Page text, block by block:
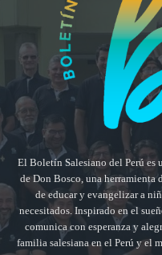
El Boletín Salesiano del Perú es
de Don Bosco, una
de educar y evangelizar a
necesitados. Inspirado en el
comunica con esperanza y
familia salesiana en el Perú y el